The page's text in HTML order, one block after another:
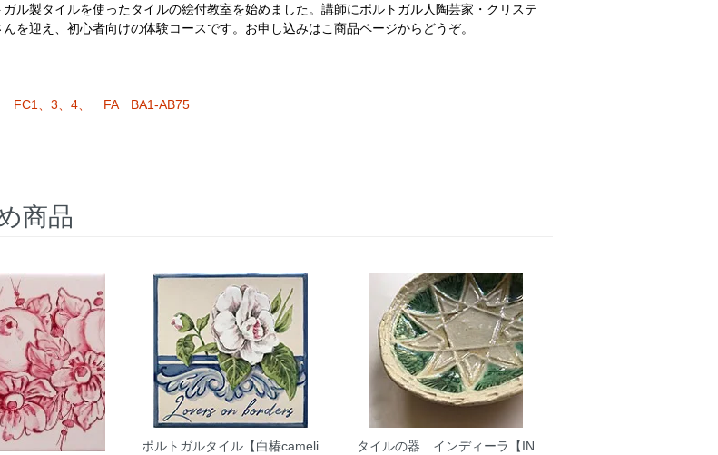
ル製タイルを使ったタイルの絵付教室を始めました。講師にポルトガル人陶芸家・クリステ
んを迎え、初心者向けの体験コースです。お申し込みはこ商品ページからどうぞ。
FC1、3、4、 FA BA1-AB75
商品
ポルトガルタイル【白椿cameli
タイルの器 インディーラ【IN